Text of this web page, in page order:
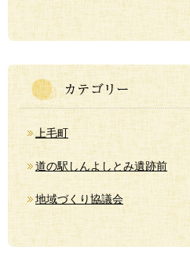
上毛町
道の駅しんよしとみ遺跡前
地域づくり協議会